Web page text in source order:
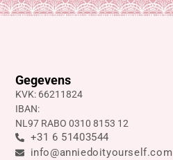
Gegevens
KVK: 66211824
IBAN:
NL97 RABO 0310 8153 12
+31 6 51403544
info@anniedoityourself.com